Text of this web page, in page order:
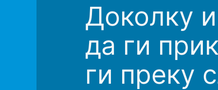
Доколку
да ги
ги преку